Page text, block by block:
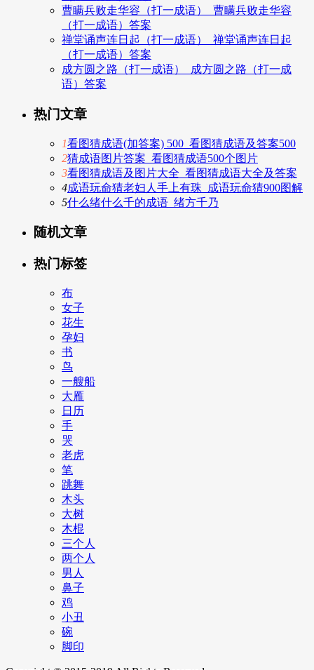
曹瞒兵败走华容（打一成语）_曹瞒兵败走华容
（打一成语）答案
禅堂诵声连日起（打一成语）_禅堂诵声连日起
（打一成语）答案
成方圆之路（打一成语）_成方圆之路（打一成
语）答案
热门文章
1看图猜成语(加答案) 500_看图猜成语及答案500
2猜成语图片答案_看图猜成语500个图片
3看图猜成语及图片大全_看图猜成语大全及答案
4成语玩命猜老妇人手上有珠_成语玩命猜900图解
5什么绪什么千的成语_绪方千乃
随机文章
热门标签
布
女子
花生
孕妇
书
鸟
一艘船
大雁
日历
手
哭
老虎
笔
跳舞
木头
大树
木棍
三个人
两个人
男人
鼻子
鸡
小丑
碗
脚印